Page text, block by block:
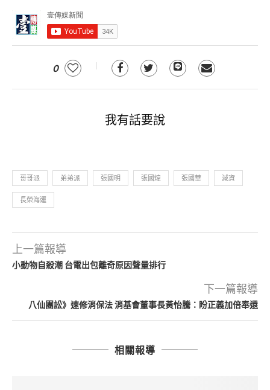
0
我有話要說
哥哥派 弟弟派 張國明 張國煒 張國華 減資
長榮海運
上一篇報導
小動物自殺潮 台電出包離奇原因聲量排行
下一篇報導
八仙團訟》速修消保法 消基會董事長黃怡騰：盼正義加倍奉還
相關報導